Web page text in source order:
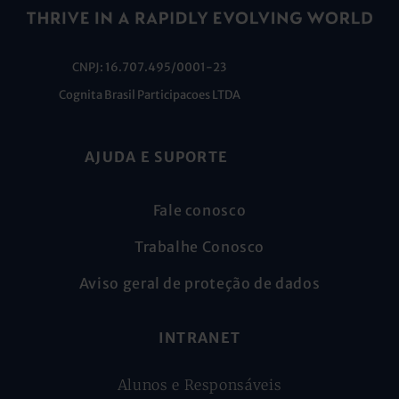
CNPJ: 16.707.495/0001-23
Cognita Brasil Participacoes LTDA
AJUDA E SUPORTE
Fale conosco
Trabalhe Conosco
Aviso geral de proteção de dados
INTRANET
Alunos e Responsáveis